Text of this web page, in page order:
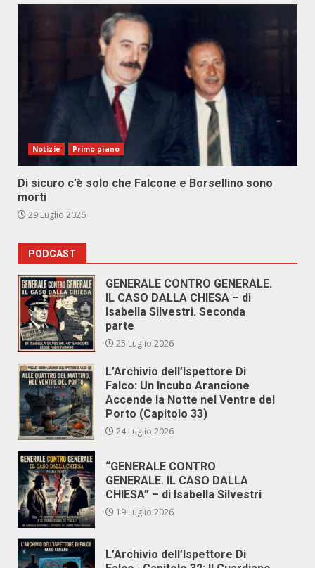
Notizie Primo piano
Di sicuro c’è solo che Falcone e Borsellino sono
morti
29 Luglio 2026
PODCAST
GENERALE CONTRO GENERALE.
IL CASO DALLA CHIESA – di
Isabella Silvestri. Seconda
parte
25 Luglio 2026
L’Archivio dell’Ispettore Di
Falco: Un Incubo Arancione
Accende la Notte nel Ventre del
Porto (Capitolo 33)
24 Luglio 2026
“GENERALE CONTRO
GENERALE. IL CASO DALLA
CHIESA” – di Isabella Silvestri
19 Luglio 2026
L’Archivio dell’Ispettore Di